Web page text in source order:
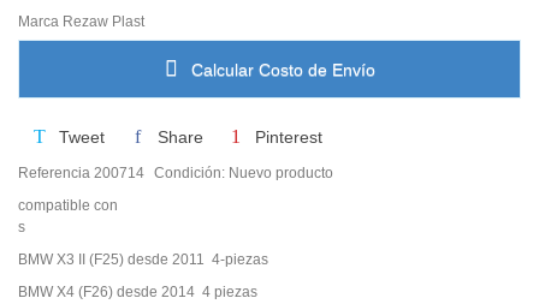
Marca Rezaw Plast
Calcular Costo de Envío
Tweet Share Pinterest
Referencia 200714 Condición: Nuevo producto
compatible con
s
BMW X3 II (F25) desde 2011 4-piezas
BMW X4 (F26) desde 2014 4 piezas